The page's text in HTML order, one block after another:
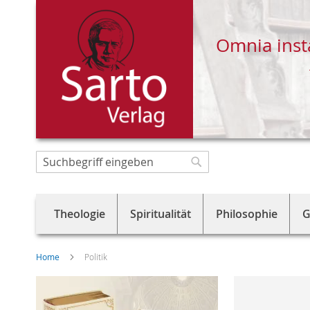
Direkt
zum
Omnia
Suche
Theologie Spiritualität Philosophie
Home Politik